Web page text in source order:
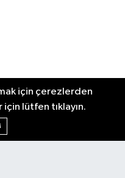
için çerezlerden
lütfen tıklayın.